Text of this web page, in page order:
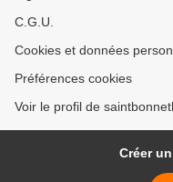
C.G.U.
Cookies et données
Préférences cookies
Voir le profil de
Créer